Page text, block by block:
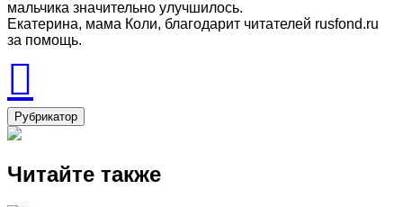
мальчика значительно улучшилось.
Екатерина, мама Коли, благодарит читателей rusfond.ru
за помощь.
Рубрикатор
Читайте также